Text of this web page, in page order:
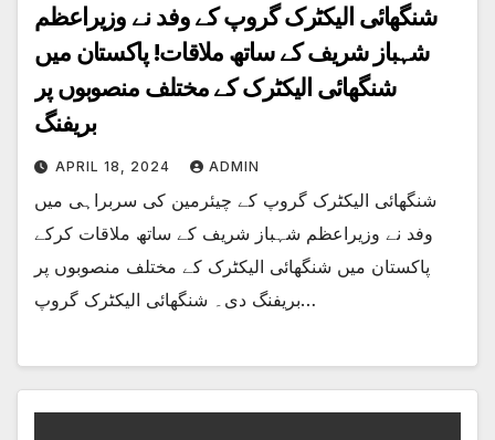
شنگھائی الیکٹرک گروپ کے وفد نے وزیراعظم
شہباز شریف کے ساتھ ملاقات! پاکستان میں
شنگھائی الیکٹرک کے مختلف منصوبوں پر
بریفنگ
APRIL 18, 2024 ADMIN
شنگھائی الیکٹرک گروپ کے چیئرمین کی سربراہی میں
وفد نے وزیراعظم شہباز شریف کے ساتھ ملاقات کرکے
پاکستان میں شنگھائی الیکٹرک کے مختلف منصوبوں پر
بریفنگ دی۔ شنگھائی الیکٹرک گروپ…